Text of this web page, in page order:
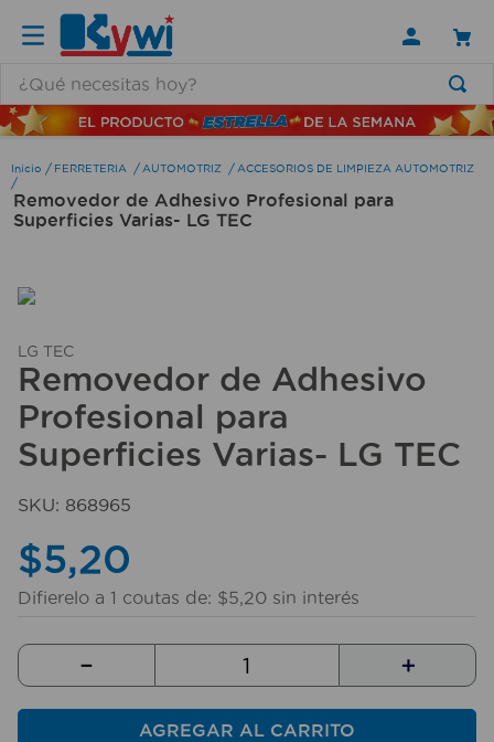
FERRETERIA AUTOMOTRIZ ACCESORIOS DE LIMPIEZA AUTOMOTRIZ
Removedor de Adhesivo Profesional para
Superficies Varias- LG TEC
LG TEC
Removedor de Adhesivo
Profesional para
Superficies Varias- LG TEC
SKU: 868965
$5,20
Difierelo a 1 coutas de: $5,20 sin interés
＋
－
AGREGAR AL CARRITO
TÉRMINOS MÁS BUSCADOS
1 .
lamparas
2.
ducha
6.
organizador
7 .
aspiradora
8
cerradura
9.
taladro
10. sillas